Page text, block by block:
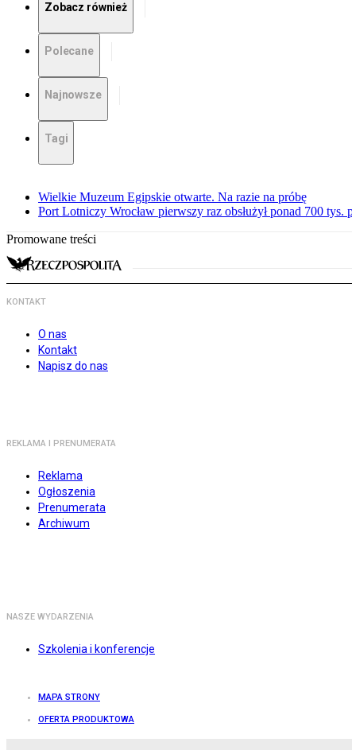
Zobacz również
Polecane
Najnowsze
Tagi
Wielkie Muzeum Egipskie otwarte. Na razie na próbę
Port Lotniczy Wrocław pierwszy raz obsłużył ponad 700 tys.
Promowane treści
KONTAKT
O nas
Kontakt
Napisz do nas
REKLAMA I PRENUMERATA
Reklama
Ogłoszenia
Prenumerata
Archiwum
NASZE WYDARZENIA
Szkolenia i konferencje
MAPA STRONY
OFERTA PRODUKTOWA